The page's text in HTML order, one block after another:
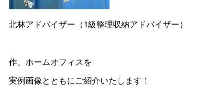
北林アドバイザー（1級整理収納アドバイザー）
作、ホームオフィスを
実例画像とともにご紹介いたします！